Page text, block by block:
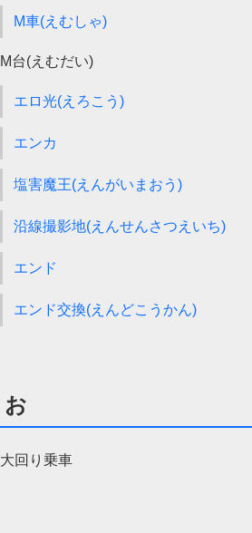
M車(えむしゃ)
M台(えむだい)
エロ光(えろこう)
エンカ
塩害魔王(えんがいまおう)
沿線撮影地(えんせんさつえいち)
エンド
エンド交換(えんどこうかん)
お
大回り乗車